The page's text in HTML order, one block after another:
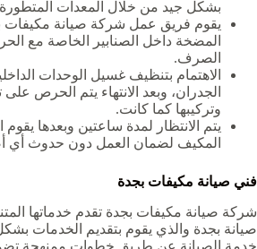
بشكل جيد من خلال المعدات المتطورة
يقوم فريق عمل شركة صيانة مكيفات
المضخة داخل الصنابير الخاصة مع
الصرف.
الاهتمام بتنظيف غسيل الوحدات
الجدران، وبعد الانتهاء يتم الحرص
وتركيبها كما كانت.
يتم الانتظار لمدة ساعتين وبعدها
المكيف لضمان العمل دون حدوث أي
فني صيانة مكيفات بجدة
شركة صيانة مكيفات بجدة تقدم خدماتها
صيانة بجدة والذي يقوم بتقديم الخدمات
خدمة الصيانة عن طريق خطوات ممنهجة